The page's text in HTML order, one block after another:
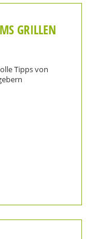
GRILLEN
Tipps von